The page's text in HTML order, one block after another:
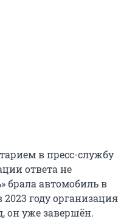
в пресс-службу
ответа не
брала автомобиль в
году организация
он уже завершён.